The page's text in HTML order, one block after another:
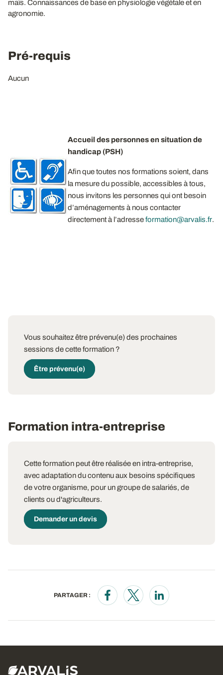
maïs. Connaissances de base en physiologie végétale et en
agronomie.
Pré-requis
Aucun
Accueil des personnes en situation de
handicap (PSH)
Afin que toutes nos formations soient, dans
la mesure du possible, accessibles à tous,
nous invitons les personnes qui ont besoin
d’aménagements à nous contacter
directement à l’adresseformation@arvalis.fr.​
Vous souhaitez être prévenu(e) des prochaines
sessions de cette formation ?
Être prévenu(e)
Formation intra-entreprise
Cette formation peut être réalisée en intra-entreprise,
avec adaptation du contenu aux besoins spécifiques
de votre organisme, pour un groupe de salariés, de
clients ou d'agriculteurs.
Demander un devis
PARTAGER :
Opens in a new window
Opens in a new window
Opens in a new